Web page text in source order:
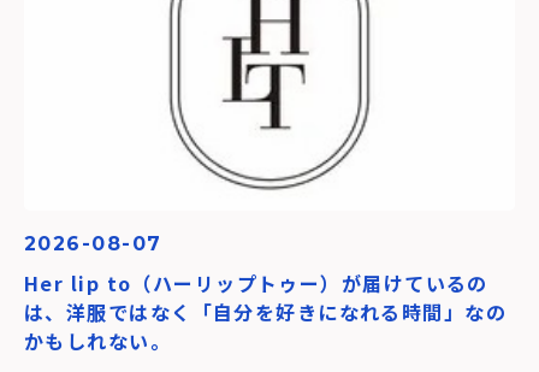
2026-08-07
Her lip to（ハーリップトゥー）が届けているの
は、洋服ではなく「自分を好きになれる時間」なの
かもしれない。